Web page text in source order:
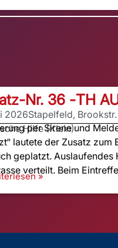
Nr. 36 -TH
2026Stapelfeld,
Hilfe (Klein)
per Sirene und
lautete der Zusatz zum
geplatzt.
verteilt. Beim
»